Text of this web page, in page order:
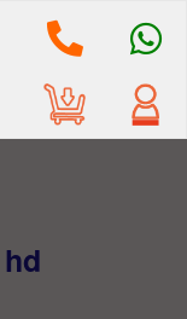
Il mio
account